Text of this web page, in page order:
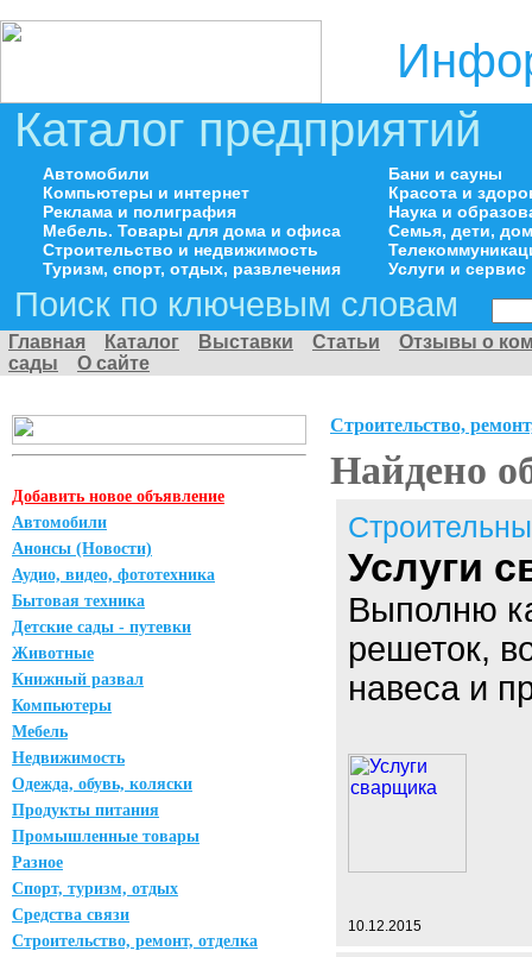
Каталог предприятий
Автомобили
Компьютеры и интернет
Реклама и полиграфия
Мебель. Товары для дома и офиса
Строительство и недвижимость
Туризм, спорт, отдых, развлечения
Бани и сауны
Красота и
Наука и
Семья, дети,
Услуги и сервис
Поиск по ключевым словам
Главная Каталог Выставки Статьи
Отзывы о
сады
О сайте
Добавить новое объявление
Автомобили
Анонсы (Новости)
Аудио, видео, фототехника
Бытовая техника
Детские сады - путевки
Животные
Книжный развал
Компьютеры
Мебель
Недвижимость
Одежда, обувь, коляски
Продукты питания
Промышленные товары
Разное
Спорт, туризм, отдых
Средства связи
Строительство, ремонт, отделка
Строительство,
Найдено
Услуги
Выполню
решеток,
навеса и
10.12.2015